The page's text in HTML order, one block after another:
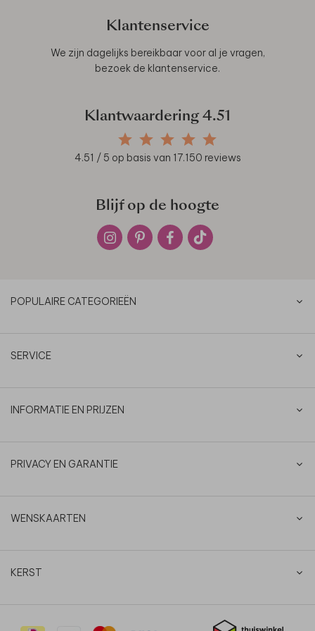
Klantenservice
We zijn dagelijks bereikbaar voor al je vragen,
bezoek de klantenservice.
Klantwaardering 4.51
4.51 / 5 op basis van 17.150 reviews
Blijf op de hoogte
POPULAIRE CATEGORIEËN
SERVICE
INFORMATIE EN PRIJZEN
PRIVACY EN GARANTIE
WENSKAARTEN
KERST